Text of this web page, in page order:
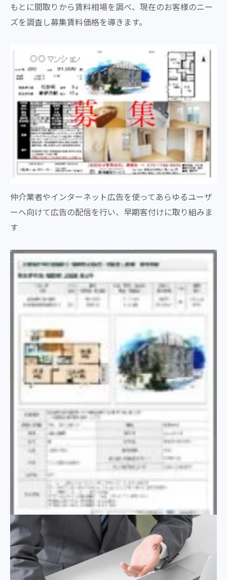
もとに間取りから賃料相場を調べ、現在のお客様のニー
ズを調査し募集賃料価格を導きます。
仲介業者やインターネット広告を使ってあらゆるユーザ
ーへ向けて広告の配信を行い、早期客付けに取り組みま
す